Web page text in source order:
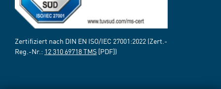
Zertifiziert nach DIN EN ISO/IEC 27001:2022 (Zert.-
Reg.-Nr.: 12 310 69718 TMS [PDF])